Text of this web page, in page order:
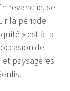
revanche, se
la période
» est à la
de
paysagères